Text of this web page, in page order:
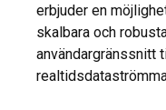
erbjuder en
skalbara och
användargränssnitt